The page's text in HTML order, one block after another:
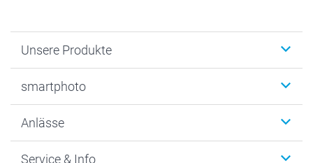
Unsere Produkte
Fotogeschenke
MyNameBook
smartphoto
Warum smartphoto
Anlässe
Service & Info